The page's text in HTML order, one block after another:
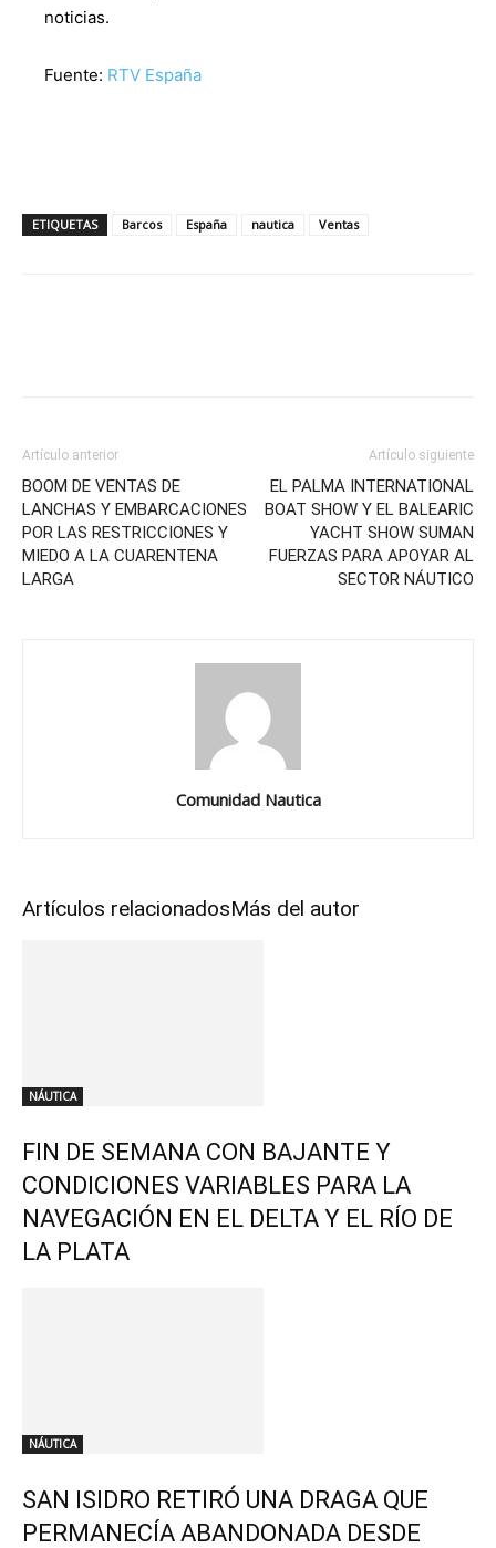
noticias.
Fuente: RTV España
ETIQUETAS Barcos España nautica Ventas
Artículo anterior
BOOM DE VENTAS DE
LANCHAS Y EMBARCACIONES
POR LAS RESTRICCIONES Y
MIEDO A LA CUARENTENA
LARGA
Artículo siguiente
EL PALMA INTERNATIONAL
BOAT SHOW Y EL BALEARIC
YACHT SHOW SUMAN
FUERZAS PARA APOYAR AL
SECTOR NÁUTICO
Comunidad Nautica
Artículos relacionadosMás del autor
NÁUTICA
FIN DE SEMANA CON BAJANTE Y
CONDICIONES VARIABLES PARA LA
NAVEGACIÓN EN EL DELTA Y EL RÍO DE
LA PLATA
NÁUTICA
SAN ISIDRO RETIRÓ UNA DRAGA QUE
PERMANECÍA ABANDONADA DESDE